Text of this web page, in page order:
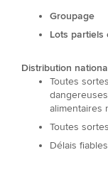
Groupage
Lots partiels
Distribution
Toutes
alimentaires
Toutes
Délais